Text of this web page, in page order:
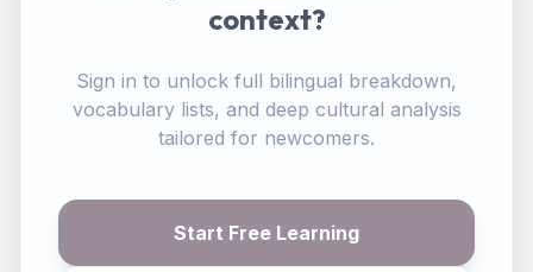
context?
Sign in to unlock full bilingual breakdown,
vocabulary lists, and deep cultural analysis
tailored for newcomers.
Start Free Learning